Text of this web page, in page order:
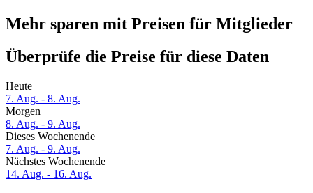
Mehr sparen mit Preisen für Mitglieder
Überprüfe die Preise für diese Daten
Heute
7. Aug. - 8. Aug.
Morgen
8. Aug. - 9. Aug.
Dieses Wochenende
7. Aug. - 9. Aug.
Nächstes Wochenende
14. Aug. - 16. Aug.